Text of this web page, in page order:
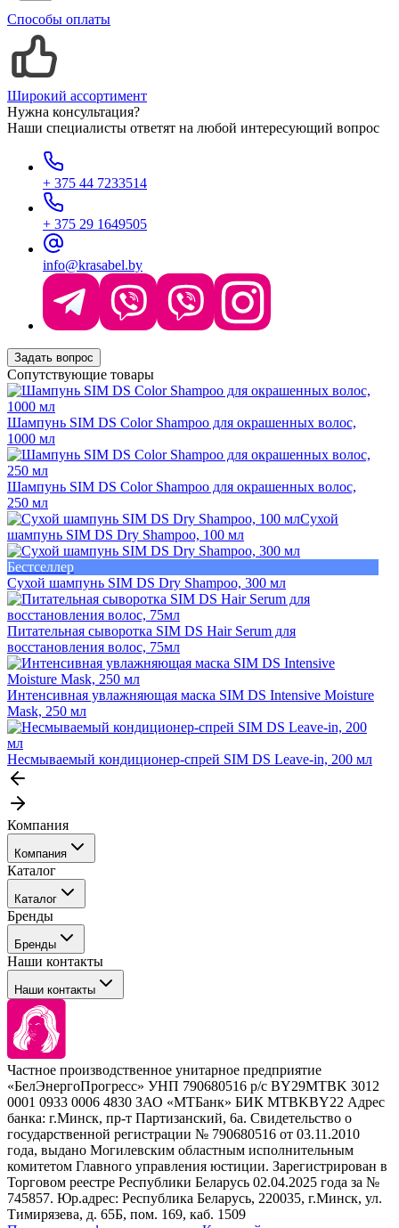
Способы оплаты
Широкий ассортимент
Нужна консультация?
Наши специалисты ответят на любой интересующий вопрос
+ 375 44 7233514
+ 375 29 1649505
info@krasabel.by
Задать вопрос
Сопутствующие товары
Шампунь SIM DS Color Shampoo для окрашенных волос,
1000 мл
Шампунь SIM DS Color Shampoo для окрашенных волос,
250 мл
Сухой
шампунь SIM DS Dry Shampoo, 100 мл
Бестселлер
Сухой шампунь SIM DS Dry Shampoo, 300 мл
Питательная сыворотка SIM DS Hair Serum для
восстановления волос, 75мл
Интенсивная увлажняющая маска SIM DS Intensive Moisture
Mask, 250 мл
Несмываемый кондиционер-спрей SIM DS Leave-in, 200 мл
Компания
Компания
События
Покупателю
Каталог
Каталог
Профессиональные средства для окрашивания волос
Сервисные средства
Уход
Стайлинг
Брови и ресницы
Барберинг
Наборы
Расходные материалы
Бренды
Бренды
Tefia
Concept
Kezy
Barex
Sim Sensitive
Kebren
Selective Professional
White Line
Наши контакты
Наши контакты
+ 375 44 7233514
+ 375 29 1649505
info@krasabel.by
Офис: г. Минск, ул. Тимирязева 65Б, офис 1509
Склад: г. Минск, ул. Домбровская, 15
Частное производственное унитарное предприятие
«БелЭнергоПрогресс» УНП 790680516 р/с BY29MTBK 3012
0001 0933 0006 4830 ЗАО «МТБанк» БИК MTBKBY22 Адрес
банка: г.Минск, пр-т Партизанский, 6а. Свидетельство о
государственной регистрации № 790680516 от 03.11.2010
года, выдано Могилевским областным исполнительным
комитетом Главного управления юстиции. Зарегистрирован в
Торговом реестре Республики Беларусь 02.04.2025 года за №
745857. Юр.адрес: Республика Беларусь, 220035, г.Минск, ул.
Тимирязева, д. 65Б, пом. 169, каб. 1509